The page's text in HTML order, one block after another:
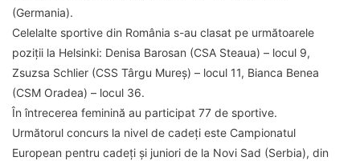
(Germania).
Celelalte sportive din România s-au clasat pe următoarele
poziții la Helsinki: Denisa Barosan (CSA Steaua) – locul 9,
Zsuzsa Schlier (CSS Târgu Mureș) – locul 11, Bianca Benea
(CSM Oradea) – locul 36.
În întrecerea feminină au participat 77 de sportive.
Următorul concurs la nivel de cadeți este Campionatul
European pentru cadeți și juniori de la Novi Sad (Serbia), din